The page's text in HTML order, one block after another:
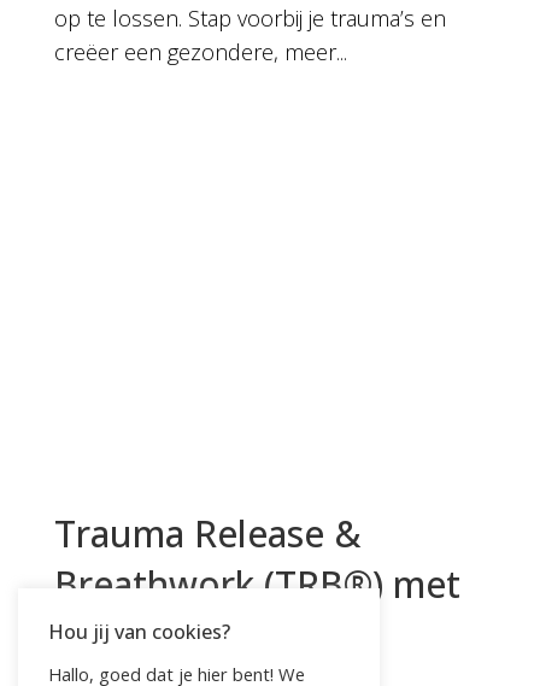
op te lossen. Stap voorbij je trauma’s en
creëer een gezondere, meer...
Trauma Release &
Breathwork (TRB®) met
opstellingen = VOL
Hou jij van cookies?
Hallo, goed dat je hier bent! We